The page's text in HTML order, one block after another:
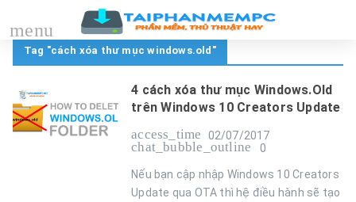
Tag "cách xóa thư mục windows.old"
4 cách xóa thư mục Windows.Old
trên Windows 10 Creators Update
access_time
02/07/2017
chat_bubble_outline 0
Nếu bạn cập nhập Windows 10 Creators
Update qua OTA thì hệ điều hành sẽ tạo
menu